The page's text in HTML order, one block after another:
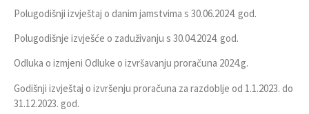
Polugodišnji izvještaj o danim jamstvima s 30.06.2024. god.
Polugodišnje izvješće o zaduživanju s 30.04.2024. god.
Odluka o izmjeni Odluke o izvršavanju proračuna 2024.g.
Godišnji izvještaj o izvršenju proračuna za razdoblje od 1.1.2023. do
31.12.2023. god.